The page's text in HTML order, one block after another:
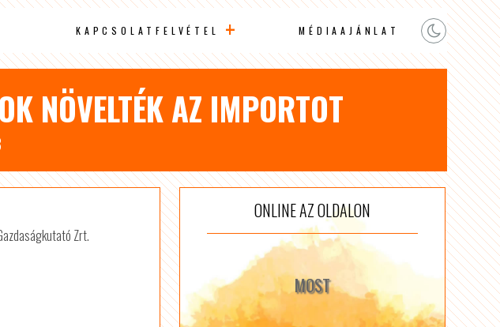
KAPCSOLATFELVÉTEL MÉDIAAJÁNLAT
NÖVELTÉK AZ IMPORTOT
Zrt.
ONLINE AZ OLDALON
MOST